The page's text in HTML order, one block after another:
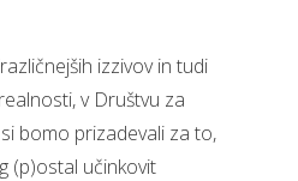
izzivov in tudi
v Društvu za
bomo prizadevali za to,
(p)ostal učinkovit